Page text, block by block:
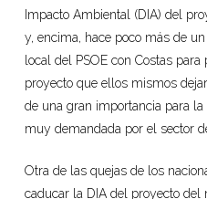
Impacto Ambiental (DIA) del
y, encima, hace poco más de
local del PSOE con Costas
proyecto que ellos mismos
de una gran importancia para
muy demandada por el sector
Otra de las quejas de los
caducar la DIA del proyecto